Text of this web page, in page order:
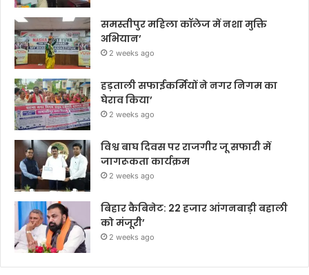
समस्तीपुर महिला कॉलेज में नशा मुक्ति
अभियान’
2 weeks ago
हड़ताली सफाईकर्मियों ने नगर निगम का
घेराव किया’
2 weeks ago
विश्व बाघ दिवस पर राजगीर जू सफारी में
जागरूकता कार्यक्रम
2 weeks ago
बिहार कैबिनेट: 22 हजार आंगनबाड़ी बहाली
को मंजूरी’
2 weeks ago